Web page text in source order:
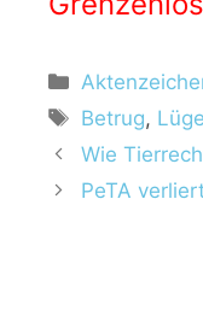
Betrug, Lüge
Wie
PeTA